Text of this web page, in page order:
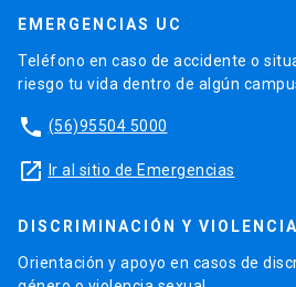
EMERGENCIAS UC
Teléfono en caso de accidente o
riesgo tu vida dentro de algún
phone (56)95504 5000
launch Ir al sitio de Emergencias
DISCRIMINACIÓN Y VIOLENCIA
Orientación y apoyo en casos de